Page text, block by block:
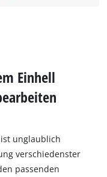
Einhell
unglaublich
verschiedenster
passenden